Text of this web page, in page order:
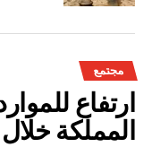
مجتمع
ارتفاع
المملكة خلال الـ 24 ساعة